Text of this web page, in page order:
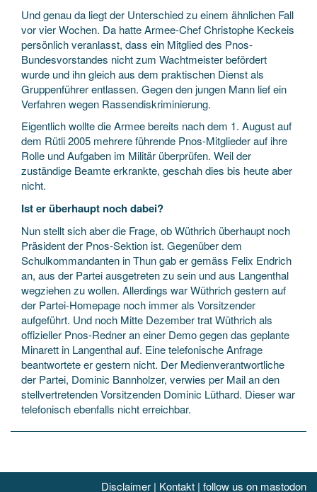
Und genau da liegt der Unterschied zu einem ähnlichen Fall
vor vier Wochen. Da hatte Armee-Chef Christophe Keckeis
persönlich veranlasst, dass ein Mitglied des Pnos-
Bundesvorstandes nicht zum Wachtmeister befördert
wurde und ihn gleich aus dem praktischen Dienst als
Gruppenführer entlassen. Gegen den jungen Mann lief ein
Verfahren wegen Rassendiskriminierung.
Eigentlich wollte die Armee bereits nach dem 1. August auf
dem Rütli 2005 mehrere führende Pnos-Mitglieder auf ihre
Rolle und Aufgaben im Militär überprüfen. Weil der
zuständige Beamte erkrankte, geschah dies bis heute aber
nicht.
Ist er überhaupt noch dabei?
Nun stellt sich aber die Frage, ob Wüthrich überhaupt noch
Präsident der Pnos-Sektion ist. Gegenüber dem
Schulkommandanten in Thun gab er gemäss Felix Endrich
an, aus der Partei ausgetreten zu sein und aus Langenthal
wegziehen zu wollen. Allerdings war Wüthrich gestern auf
der Partei-Homepage noch immer als Vorsitzender
aufgeführt. Und noch Mitte Dezember trat Wüthrich als
offizieller Pnos-Redner an einer Demo gegen das geplante
Minarett in Langenthal auf. Eine telefonische Anfrage
beantwortete er gestern nicht. Der Medienverantwortliche
der Partei, Dominic Bannholzer, verwies per Mail an den
stellvertretenden Vorsitzenden Dominic Lüthard. Dieser war
telefonisch ebenfalls nicht erreichbar.
Disclaimer | Kontakt | follow us on mastodon